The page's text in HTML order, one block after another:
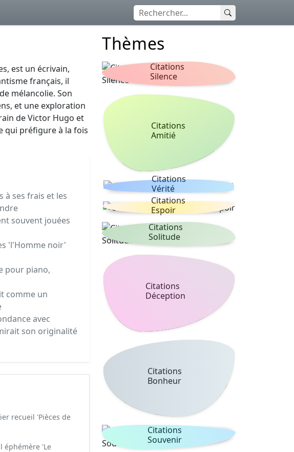
est un écrivain,
français, il
mélancolie. Son
et une exploration
de Victor Hugo et
qui préfigure à la fois
à ses frais et les
souvent jouées
'l'Homme noir'
pour piano,
comme un
avec
son originalité
recueil 'Pièces de
éphémère 'Le
Thèmes
Citations
Silence
Citations
Amitié
Citations
Vérité
Citations
Espoir
Citations
Solitude
Citations
Déception
Citations
Bonheur
Citations
Souvenir